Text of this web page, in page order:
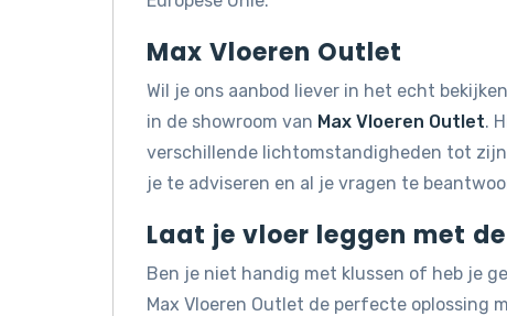
Max Vloeren Outlet
Wil je ons aanbod liever in het echt
in de showroom van Max Vloeren Outlet.
verschillende lichtomstandigheden tot
je te adviseren en al je vragen te
Laat je vloer leggen met
Ben je niet handig met klussen of heb je
Max Vloeren Outlet de perfecte oplossing